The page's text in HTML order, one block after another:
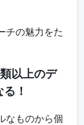
チの魅力をた
以上のデ
！
なものから個